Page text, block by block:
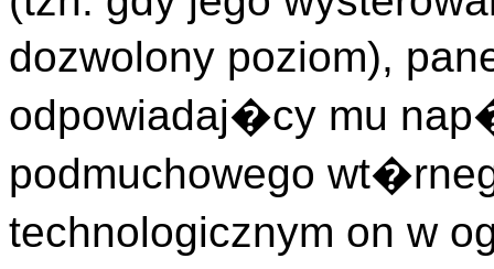
dozwolony poziom),
odpowiadaj�cy mu
podmuchowego
technologicznym on w